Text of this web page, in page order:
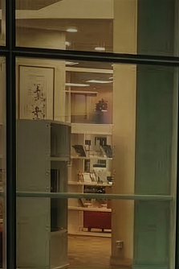
முக்கிய உள்ளடக்கத்திற்கு செல்க